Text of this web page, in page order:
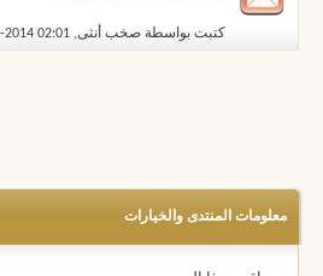
كتبت بواسطة صخب أنثى‏, 12-09-2014 02:01 AM
معلومات المنتدى والخيارات